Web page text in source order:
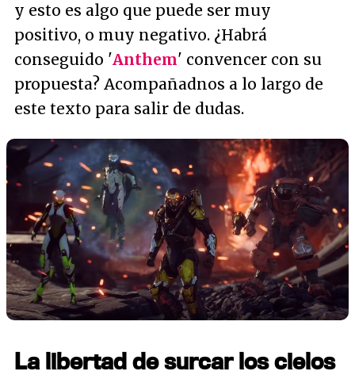
y esto es algo que puede ser muy
positivo, o muy negativo. ¿Habrá
conseguido 'Anthem' convencer con su
propuesta? Acompañadnos a lo largo de
este texto para salir de dudas.
La libertad de surcar los cielos